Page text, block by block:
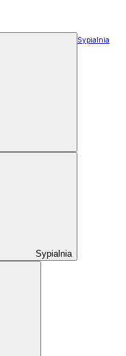
Sypialnia
Sypialnia